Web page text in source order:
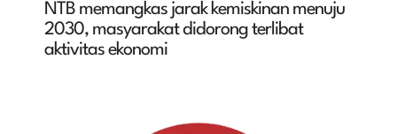
NTB memangkas jarak kemiskinan menuju
2030, masyarakat didorong terlibat
aktivitas ekonomi